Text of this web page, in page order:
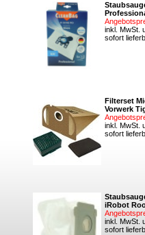
inkl. MwSt.
sofort
Filterset
Vorwerk
inkl. MwSt.
sofort
iRobot
inkl. MwSt.
sofort